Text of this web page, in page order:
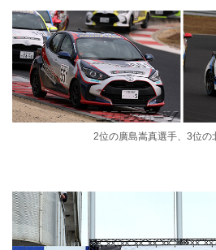
2位の廣島嵩真選手、3位の